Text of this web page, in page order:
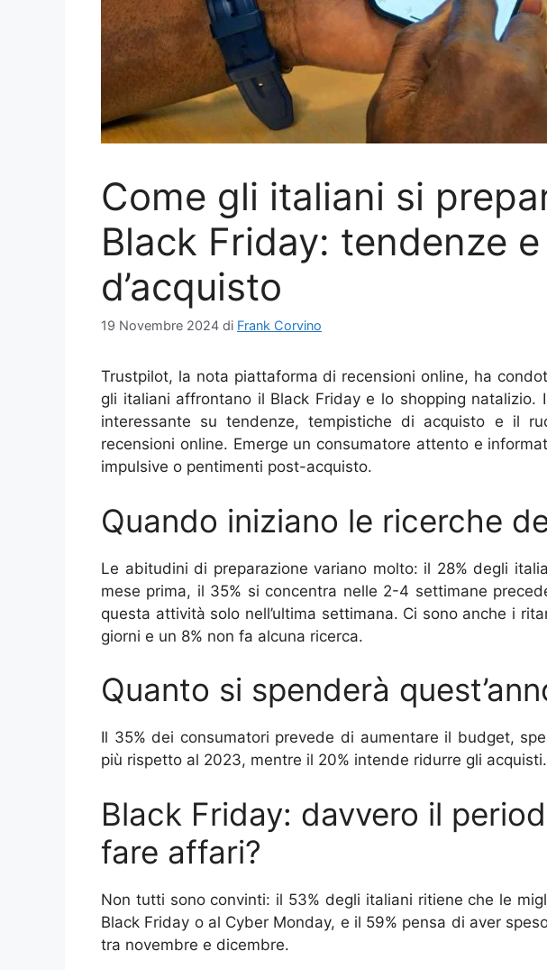
Come gli italiani si
Black Friday: tendenze
d’acquisto
19 Novembre 2024 di Frank Corvino
Trustpilot, la nota piattaforma di recensioni online, ha
gli italiani affrontano il Black Friday e lo shopping natalizio.
interessante su tendenze, tempistiche di acquisto e il
recensioni online. Emerge un consumatore attento e
impulsive o pentimenti post-acquisto.
Quando iniziano le ricerche
Le abitudini di preparazione variano molto: il 28% degli
mese prima, il 35% si concentra nelle 2-4 settimane
questa attività solo nell’ultima settimana. Ci sono anche i
giorni e un 8% non fa alcuna ricerca.
Quanto si spenderà
Il 35% dei consumatori prevede di aumentare il budget,
più rispetto al 2023, mentre il 20% intende ridurre gli acquisti.
Black Friday: davvero il
fare affari?
Non tutti sono convinti: il 53% degli italiani ritiene che le
Black Friday o al Cyber Monday, e il 59% pensa di aver
tra novembre e dicembre.